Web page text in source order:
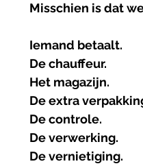
Misschien is dat
Iemand betaalt.
De chauffeur.
Het magazijn.
De extra
De controle.
De verwerking.
De vernietiging.